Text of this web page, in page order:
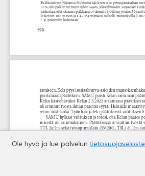
Ole hyvä ja lue palvelun tietosuojaseloste